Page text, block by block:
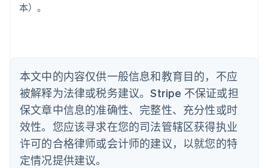
本）。
本文中的内容仅供一般信息和教育目的，不应
被解释为法律或税务建议。Stripe 不保证或担
保文章中信息的准确性、完整性、充分性或时
效性。您应该寻求在您的司法管辖区获得执业
许可的合格律师或会计师的建议，以就您的特
定情况提供建议。
English
丹麦
English
德国
DeutschEnglish
法国
FrançaisEnglish
芬兰
EnglishSvenska